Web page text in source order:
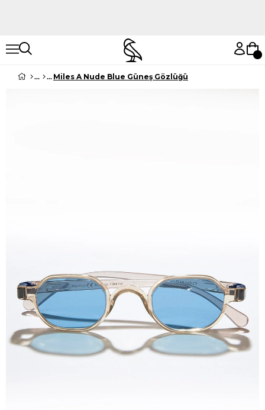
Miles A Nude Blue Güneş Gözlüğü